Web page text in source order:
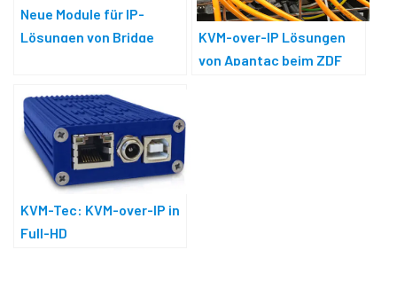
Neue Module für IP-
Lösungen von Bridge
KVM-over-IP Lösungen
von Apantac beim ZDF
KVM-Tec: KVM-over-IP in
Full-HD